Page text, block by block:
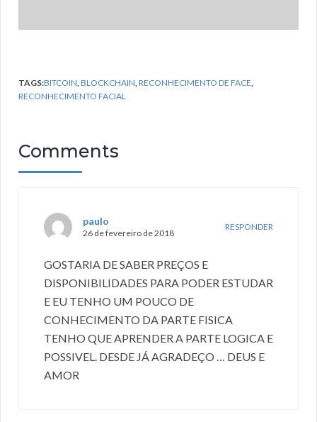
TAGS:BITCOIN,BLOCKCHAIN,RECONHECIMENTO DE FACE,
RECONHECIMENTO FACIAL
Comments
paulo
26 de fevereiro de 2018
RESPONDER
GOSTARIA DE SABER PREÇOS E
DISPONIBILIDADES PARA PODER ESTUDAR
E EU TENHO UM POUCO DE
CONHECIMENTO DA PARTE FISICA
TENHO QUE APRENDER A PARTE LOGICA E
POSSIVEL. DESDE JÁ AGRADEÇO … DEUS E
AMOR